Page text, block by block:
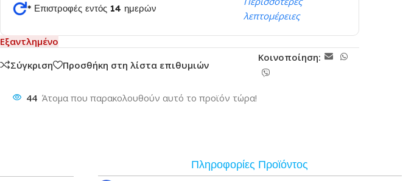
* Επιστροφές εντός 14 ημερών
λεπτομέρειες
Εξαντλημένο
Σύγκριση
Προσθήκη στη λίστα επιθυμιών
Κοινοποίηση:
44 Άτομα που παρακολουθούν αυτό το προϊόν τώρα!
Πληροφορίες Προϊόντος